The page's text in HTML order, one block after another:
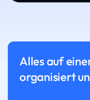
Alles auf
organisiert